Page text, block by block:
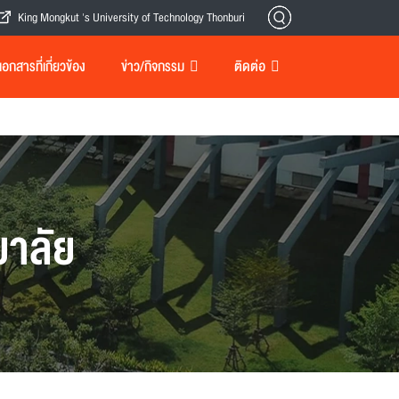
King Mongkut 's University of Technology Thonburi
กสารที่เกี่ยวข้อง ข่าว/กิจกรรม ติดต่อ
ลัย